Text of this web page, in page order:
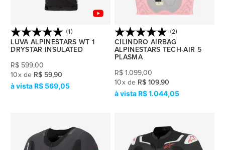
(1)
LUVA ALPINESTARS WT 1
DRYSTAR INSULATED
R$ 599,00
10x de R$ 59,90
R$ 569,05
(2)
CILINDRO AIRBAG
ALPINESTARS TECH-AIR 5
PLASMA
R$ 1.099,00
10x de R$ 109,90
R$ 1.044,05